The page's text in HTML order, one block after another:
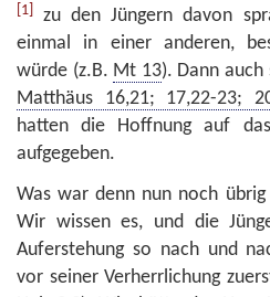
[1]
zu den Jüngern davon
einmal in einer anderen,
würde (z.B. Mt 13). Dann auch
Matthäus 16,21; 17,22-23;
hatten die Hoffnung auf
aufgegeben.
Was war denn nun noch
Wir wissen es, und die
Auferstehung so nach und
vor seiner Verherrlichung